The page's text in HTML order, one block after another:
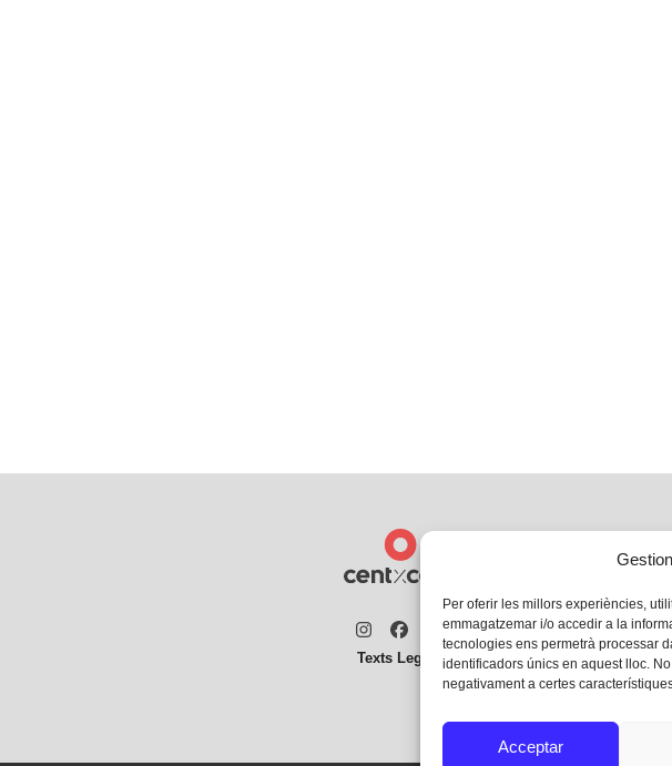
Per oferir les millors experiències,
emmagatzemar i/o accedir a la
tecnologies ens permetrà processar
identificadors únics en aquest lloc.
negativament a certes
Acceptar
Instagram
Facebook
Twitter
Texts Legals